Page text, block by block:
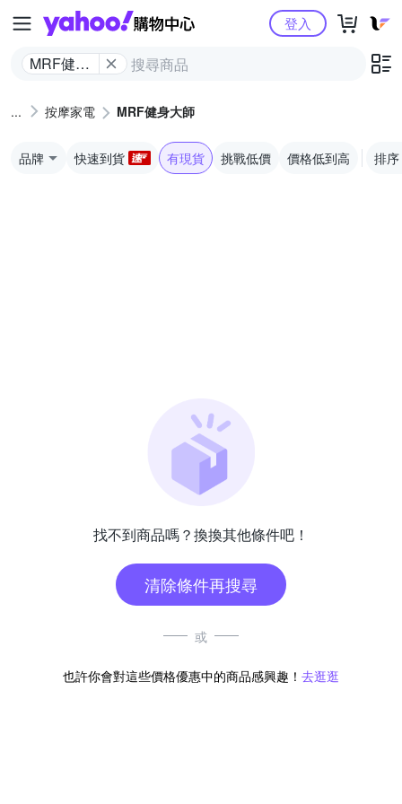
Yahoo購物中心
MRF健身
登入
按摩家電 MRF健身大師
品牌 快速到貨 有現貨 挑戰低價 價格低到高 排序
找不到商品嗎？換換其他條件吧！
清除條件再搜尋
或
也許你會對這些價格優惠中的商品感興趣！ 去逛逛